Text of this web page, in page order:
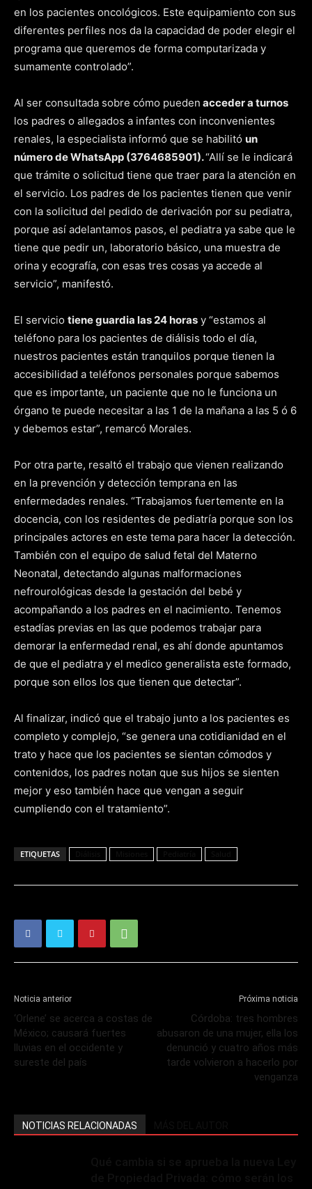
en los pacientes oncológicos. Este equipamiento con sus
diferentes perfiles nos da la capacidad de poder elegir el
programa que queremos de forma computarizada y
sumamente controlado”.
Al ser consultada sobre cómo pueden acceder a turnos
los padres o allegados a infantes con inconvenientes
renales, la especialista informó que se habilitó un
número de WhatsApp (3764685901).“Allí se le indicará
que trámite o solicitud tiene que traer para la atención en
el servicio. Los padres de los pacientes tienen que venir
con la solicitud del pedido de derivación por su pediatra,
porque así adelantamos pasos, el pediatra ya sabe que le
tiene que pedir un, laboratorio básico, una muestra de
orina y ecografía, con esas tres cosas ya accede al
servicio”, manifestó.
El servicio tiene guardia las 24 horas y “estamos al
teléfono para los pacientes de diálisis todo el día,
nuestros pacientes están tranquilos porque tienen la
accesibilidad a teléfonos personales porque sabemos
que es importante, un paciente que no le funciona un
órgano te puede necesitar a las 1 de la mañana a las 5 ó 6
y debemos estar”, remarcó Morales.
Por otra parte, resaltó el trabajo que vienen realizando
en la prevención y detección temprana en las
enfermedades renales. “Trabajamos fuertemente en la
docencia, con los residentes de pediatría porque son los
principales actores en este tema para hacer la detección.
También con el equipo de salud fetal del Materno
Neonatal, detectando algunas malformaciones
nefrourológicas desde la gestación del bebé y
acompañando a los padres en el nacimiento. Tenemos
estadías previas en las que podemos trabajar para
demorar la enfermedad renal, es ahí donde apuntamos
de que el pediatra y el medico generalista este formado,
porque son ellos los que tienen que detectar”.
Al finalizar, indicó que el trabajo junto a los pacientes es
completo y complejo, “se genera una cotidianidad en el
trato y hace que los pacientes se sientan cómodos y
contenidos, los padres notan que sus hijos se sienten
mejor y eso también hace que vengan a seguir
cumpliendo con el tratamiento”.
ETIQUETAS
Noticia anterior
‘Orlene’ se acerca a costas de
México; causará fuertes
lluvias en el occidente y
sureste del país
Próxima noticia
Córdoba: tres hombres
abusaron de una mujer, ella los
denunció y cuatro años más
tarde volvieron a hacerlo por
venganza
NOTICIAS RELACIONADAS